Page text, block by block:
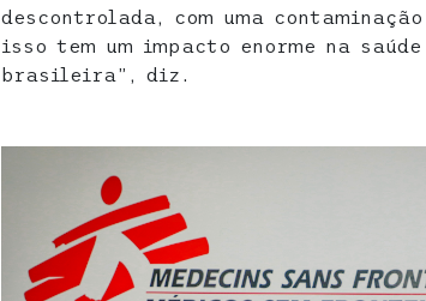
descontrolada, com uma
isso tem um impacto enorme na
brasileira”, diz.